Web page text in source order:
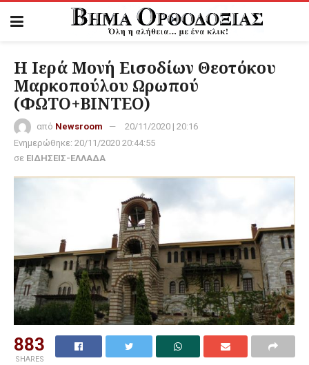
Η Ιερά Μονή Εισοδίων Θεοτόκου
Μαρκοπούλου Ωρωπού
(ΦΩΤΟ+ΒΙΝΤΕΟ)
από Newsroom
20/11/2020 | 20:16
Ενημερώθηκε: 20/11/2020 20:44:55
σε ΕΙΔΗΣΕΙΣ-ΕΛΛΑΔΑ
883
SHARES